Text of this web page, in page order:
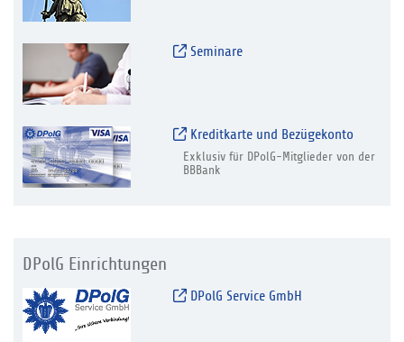
Seminare
Kreditkarte und Bezügekonto
Exklusiv für DPolG-Mitglieder von der
BBBank
DPolG Einrichtungen
DPolG Service GmbH